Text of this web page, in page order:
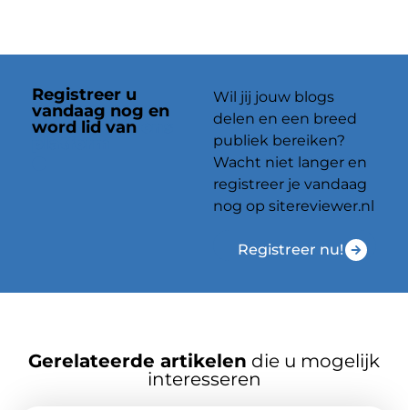
Registreer u
vandaag nog en
word lid van
Wil jij jouw blogs
delen en een breed
publiek bereiken?
Wacht niet langer en
registreer je vandaag
nog op sitereviewer.nl
Registreer nu!
Gerelateerde artikelen die u mogelijk
interesseren